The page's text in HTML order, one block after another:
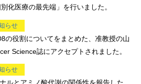
化医療の最先端」を行いました。
らせ
の役割についてをまとめた、准教授の山
Science誌にアクセプトされました。
らせ